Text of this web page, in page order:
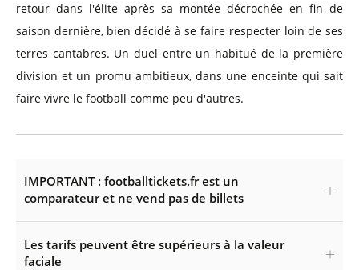
retour dans l'élite après sa montée décrochée en fin de
saison dernière, bien décidé à se faire respecter loin de ses
terres cantabres. Un duel entre un habitué de la première
division et un promu ambitieux, dans une enceinte qui sait
faire vivre le football comme peu d'autres.
IMPORTANT : footballtickets.fr est un
comparateur et ne vend pas de billets
Les tarifs peuvent être supérieurs à la valeur
faciale